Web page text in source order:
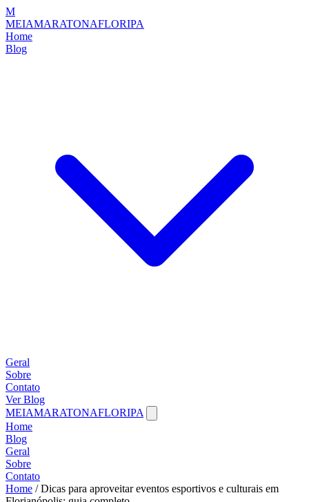
M
MEIAMARATONAFLORIPA
Home
Blog
Geral
Sobre
Contato
Ver Blog
MEIAMARATONAFLORIPA
Home
Blog
Geral
Sobre
Contato
Home / Dicas para aproveitar eventos esportivos e culturais em